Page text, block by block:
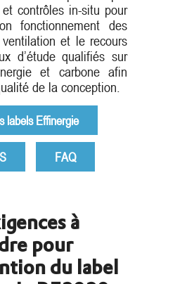
contrôles in-situ pour
fonctionnement des
et le recours
d’étude qualifiés sur
et carbone afin
de la conception.
labels Effinergie
FAQ
à
pour
du label